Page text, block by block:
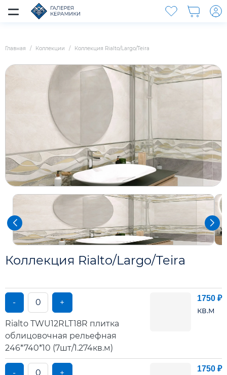
Главная Коллекции Коллекция Rialto/Largo/Teira
Коллекция Rialto/Largo/Teira
- +
Rialto TWU12RLT18R плитка
облицовочная рельефная
246*740*10 (7шт/1.274кв.м)
1750 ₽
кв.м
- + 1750 ₽